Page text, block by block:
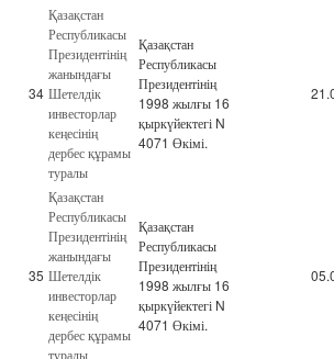
34
Қазақстан
Республикасы
Президентінің
жанындағы
Шетелдік
инвесторлар
кеңесінің
дербес құрамы
туралы
Қазақстан
Республикасы
Президентінің
1998 жылғы 16
қыркүйектегі N
4071 Өкімі.
35
Қазақстан
Республикасы
Президентінің
жанындағы
Шетелдік
инвесторлар
кеңесінің
дербес құрамы
туралы
Қазақстан
Республикасы
Президентінің
1998 жылғы 16
қыркүйектегі N
4071 Өкімі.